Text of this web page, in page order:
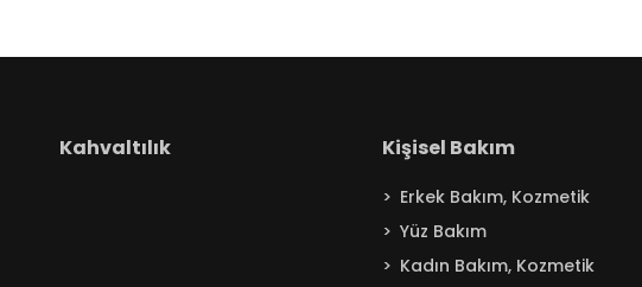
Kahvaltılık Kişisel Bakım
Erkek Bakım, Kozmetik
Yüz Bakım
Kadın Bakım, Kozmetik